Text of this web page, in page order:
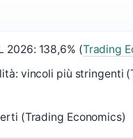
2026: 138,6% (Trading
vincoli più stringenti
(Trading Economics)